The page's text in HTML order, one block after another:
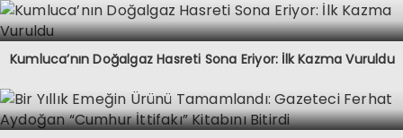
Kumluca’nın Doğalgaz Hasreti Sona Eriyor: İlk Kazma Vuruldu